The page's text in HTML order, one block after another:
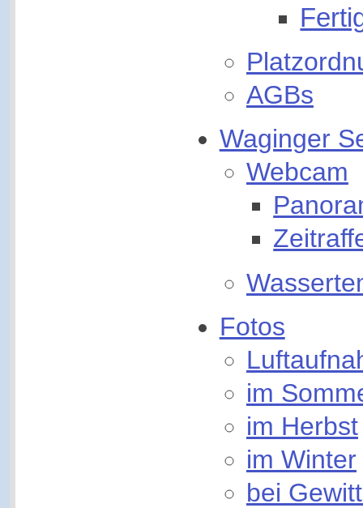
AGBs
Waginger
Webcam
Fotos
im
im Herbst
im Winter
bei